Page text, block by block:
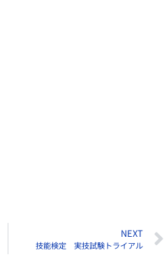
NEXT
技能検定 実技試験トライアル